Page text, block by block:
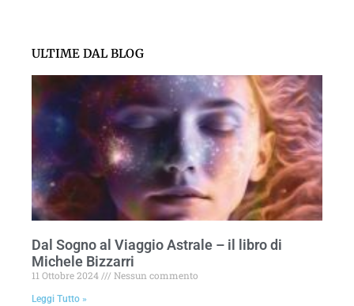
ULTIME DAL BLOG
Dal Sogno al Viaggio Astrale – il libro di
Michele Bizzarri
11 Ottobre 2024 Nessun commento
Leggi Tutto »